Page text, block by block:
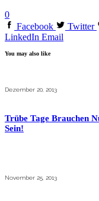
0
Facebook
Twitter
LinkedIn Email
You may also like
Dezember 20, 2013
Trübe Tage Brauchen
Sein!
November 25, 2013